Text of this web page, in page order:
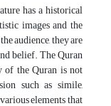
has a historical
images and the
audience, they are
belief. The Quran
the Quran is not
such as simile,
elements that